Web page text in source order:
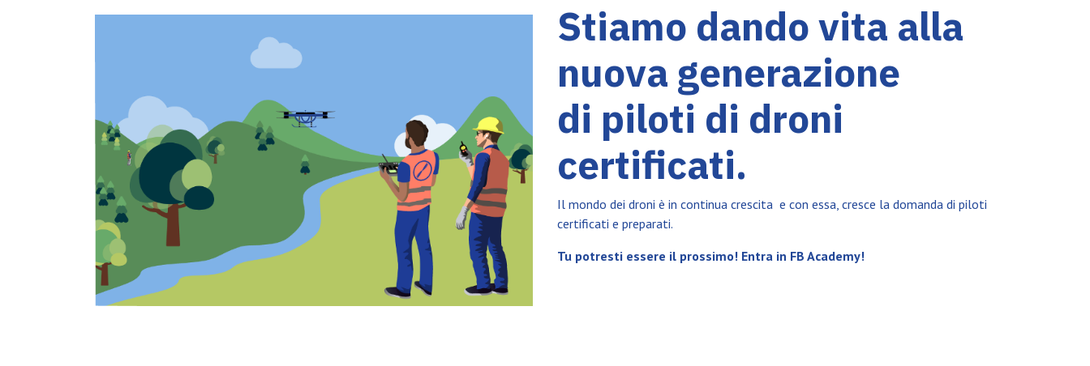
Stiamo dando vita alla
nuova generazione
di piloti di droni
certificati.
Il mondo dei droni è in continua crescita e con essa, cresce la domanda di piloti
certificati e preparati.
Tu potresti essere il prossimo! Entra in FB Academy!